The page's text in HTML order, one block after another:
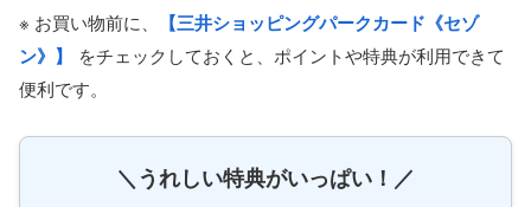
※ お買い物前に、
【三井ショッピングパークカード《セゾ
ン》】
をチェックしておくと、ポイントや特典が利用できて
便利です。
＼うれしい特典がいっぱい！／